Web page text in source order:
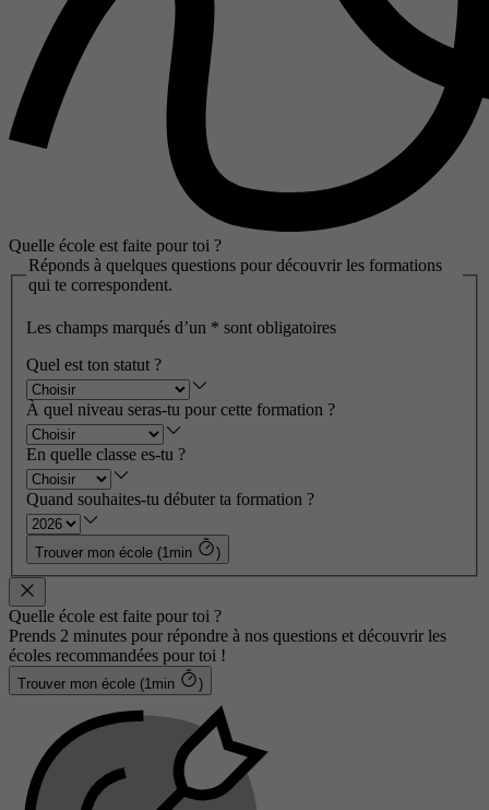
Quelle école est faite pour toi ?
Réponds à quelques questions pour découvrir les formations
qui te correspondent.
Les champs marqués d’un * sont obligatoires
Quel est ton statut ?
À quel niveau seras-tu pour cette formation ?
En quelle classe es-tu ?
Quand souhaites-tu débuter ta formation ?
Trouver mon école (1min )
Quelle école est faite pour toi ?
Prends 2 minutes pour répondre à nos questions et découvrir les
écoles recommandées pour toi !
Trouver mon école (1min )